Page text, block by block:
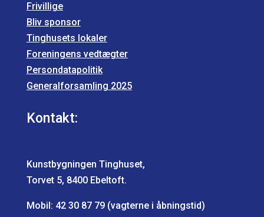
Frivillige
Bliv sponsor
Tinghusets lokaler
Foreningens vedtægter
Persondatapolitik
Generalforsamling 2025
Kontakt:
Kunstbygningen Tinghuset,
Torvet 5, 8400 Ebeltoft.
Mobil: 42 30 87 79(vagterne i åbningstid)